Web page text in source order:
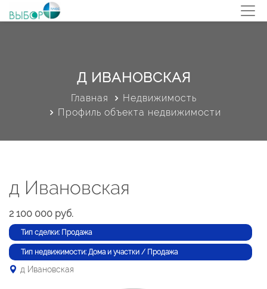
Д ИВАНОВСКАЯ
Главная
Недвижимость
Профиль объекта недвижимости
д Ивановская
2 100 000 руб.
Тип сделки: Продажа
Тип недвижимости: Дома и участки / Продажа
д Ивановская